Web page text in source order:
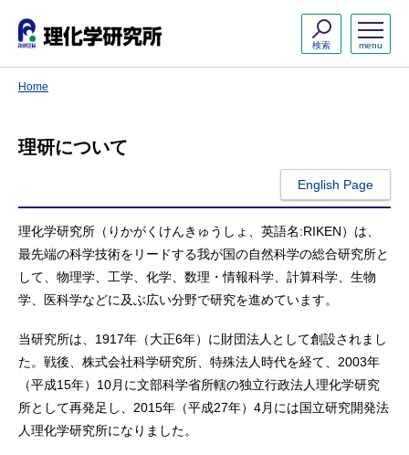
menu
検索
Home
理研について
English Page
理化学研究所（りかがくけんきゅうしょ、英語名:RIKEN）は、
最先端の科学技術をリードする我が国の自然科学の総合研究所と
して、物理学、工学、化学、数理・情報科学、計算科学、生物
学、医科学などに及ぶ広い分野で研究を進めています。
当研究所は、1917年（大正6年）に財団法人として創設されまし
た。戦後、株式会社科学研究所、特殊法人時代を経て、2003年
（平成15年）10月に文部科学省所轄の独立行政法人理化学研究
所として再発足し、2015年（平成27年）4月には国立研究開発法
人理化学研究所になりました。